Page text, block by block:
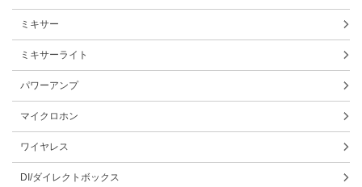
ミキサー
ミキサーライト
パワーアンプ
マイクロホン
ワイヤレス
DI/ダイレクトボックス